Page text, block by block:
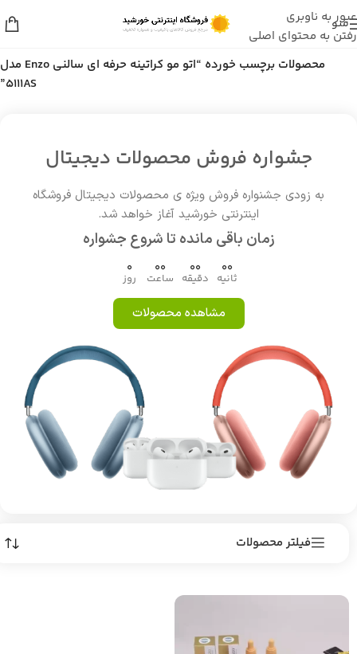
عبور به ناوبری
رفتن به محتوای اصلی
منو
خانه/
محصولات برچسب خورده “اتو مو کراتینه حرفه ای سالنی Enzo مدل
5111AS”
جشواره فروش محصولات دیجیتال
به زودی جشنواره فروش ویژه ی محصولات دیجیتال فروشگاه
اینترنتی خورشید آغاز خواهد شد.
زمان باقی مانده تا شروع جشواره
0
روز
00
ساعت
00
دقیقه
00
ثانیه
مشاهده محصولات
فیلتر محصولات